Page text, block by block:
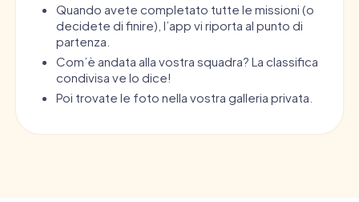
Quando avete completato tutte le missioni (o
decidete di finire), l’app vi riporta al punto di
partenza.
Com’è andata alla vostra squadra? La classifica
condivisa ve lo dice!
Poi trovate le foto nella vostra galleria privata.